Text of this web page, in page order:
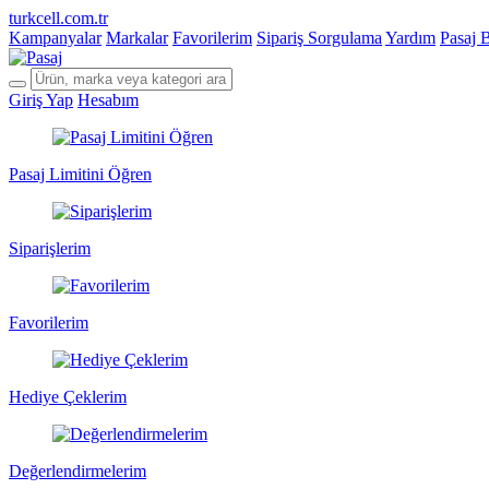
turkcell.com.tr
Kampanyalar Markalar Favorilerim Sipariş Sorgulama Yardım Pasaj
Giriş Yap Hesabım
Pasaj Limitini Öğren
Siparişlerim
Favorilerim
Hediye Çeklerim
Değerlendirmelerim